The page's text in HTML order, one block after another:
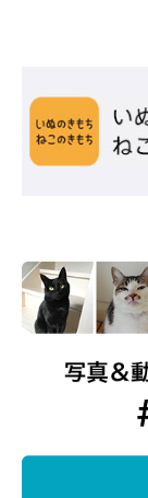
－－ご満足頂け
て『嗜好品』。
では、またのお
「ごちそうさま
そうしてお腹の
路につくのでし
参考文献／「ね